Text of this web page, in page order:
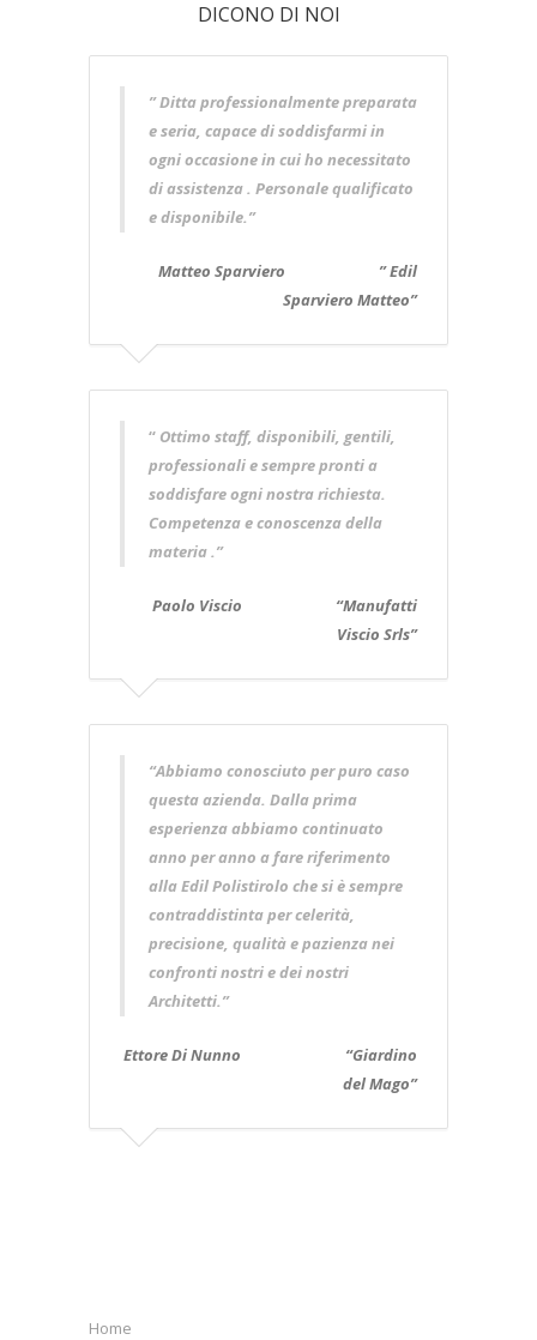
DICONO DI NOI
” Ditta professionalmente preparata
e seria, capace di soddisfarmi in
ogni occasione in cui ho necessitato
di assistenza . Personale qualificato
e disponibile.”
Matteo Sparviero ” Edil
Sparviero Matteo”
“ Ottimo staff, disponibili, gentili,
professionali e sempre pronti a
soddisfare ogni nostra richiesta.
Competenza e conoscenza della
materia .”
Paolo Viscio “Manufatti
Viscio Srls”
“Abbiamo conosciuto per puro caso
questa azienda. Dalla prima
esperienza abbiamo continuato
anno per anno a fare riferimento
alla Edil Polistirolo che si è sempre
contraddistinta per celerità,
precisione, qualità e pazienza nei
confronti nostri e dei nostri
Architetti.”
Ettore Di Nunno “Giardino
del Mago”
Home